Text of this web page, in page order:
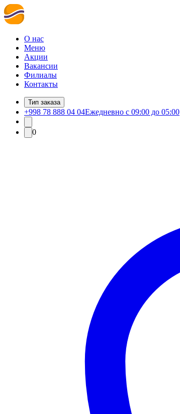
О нас
Меню
Акции
Вакансии
Филиалы
Контакты
Тип заказа
+998 78 888 04 04Ежедневно с 09:00 до 05:00
0